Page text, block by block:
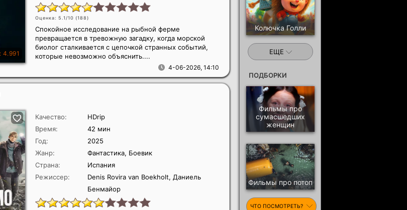
Оценка: 5.1/10 (188)
4-06-2026, 14:10
Спокойное исследование на рыбной ферме
превращается в тревожную загадку, когда морской
биолог сталкивается с цепочкой странных событий,
которые невозможно объяснить....
Качество:
HDrip
Время:
42 мин
Год:
2025
Жанр:
Фантастика, Боевик
Страна:
Испания
Режиссер:
Denis Rovira van Boekholt, Даниель
Бенмайор
Колючка Голли
ЕЩЕ
ПОДБОРКИ
Фильмы про
сумасшедших
женщин
Фильмы про потоп
ЧТО ПОСМОТРЕТЬ?